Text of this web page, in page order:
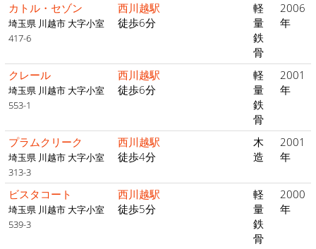
カトル・セゾン
埼玉県 川越市 大字小室
417-6
西川越駅
徒歩6分
軽
量
鉄
骨
2006
年
クレール
埼玉県 川越市 大字小室
553-1
西川越駅
徒歩6分
軽
量
鉄
骨
2001
年
プラムクリーク
埼玉県 川越市 大字小室
313-3
西川越駅
徒歩4分
木
造
2001
年
ビスタコート
埼玉県 川越市 大字小室
539-3
西川越駅
徒歩5分
軽
量
鉄
骨
2000
年